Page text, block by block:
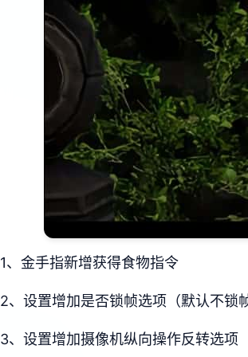
1、金手指新增获得食物指令
2、设置增加是否锁帧选项（默认不锁
3、设置增加摄像机纵向操作反转选项